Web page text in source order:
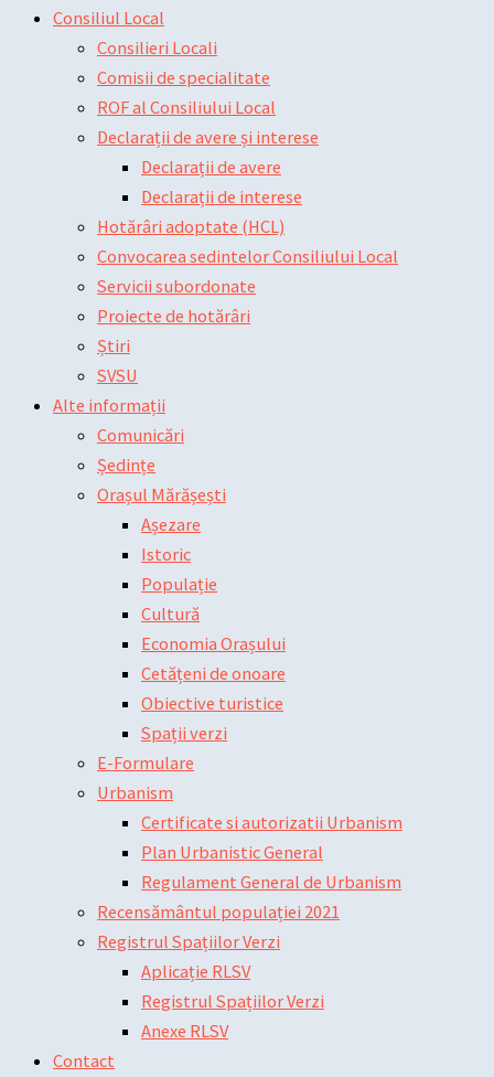
Consiliul Local
Consilieri Locali
Comisii de specialitate
ROF al Consiliului Local
Declarații de avere și interese
Declarații de avere
Declarații de interese
Hotărâri adoptate (HCL)
Convocarea sedintelor Consiliului Local
Servicii subordonate
Proiecte de hotărâri
Știri
SVSU
Alte informații
Comunicări
Ședințe
Orașul Mărășești
Așezare
Istoric
Populație
Cultură
Economia Orașului
Cetățeni de onoare
Obiective turistice
Spații verzi
E-Formulare
Urbanism
Certificate si autorizatii Urbanism
Plan Urbanistic General
Regulament General de Urbanism
Recensământul populației 2021
Registrul Spațiilor Verzi
Aplicație RLSV
Registrul Spațiilor Verzi
Anexe RLSV
Contact